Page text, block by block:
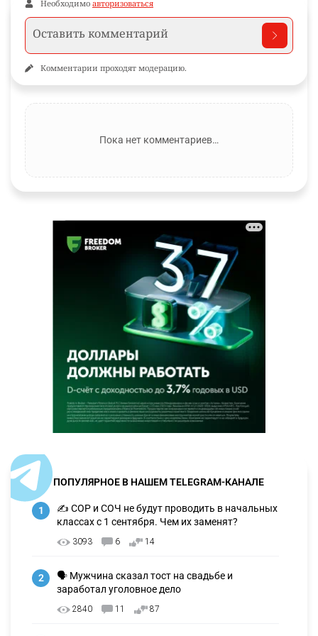
Необходимо авторизоваться
Комментарии проходят модерацию.
Пока нет комментариев…
ПОПУЛЯРНОЕ В НАШЕМ TELEGRAM-КАНАЛЕ
1
✍️ СОР и СОЧ не будут проводить в начальных
классах с 1 сентября. Чем их заменят?
3093 6 14
2
🗣 Мужчина сказал тост на свадьбе и
заработал уголовное дело
2840 11 87